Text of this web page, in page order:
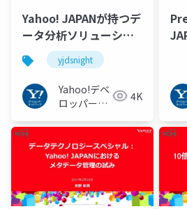
Yahoo! JAPANが持つデ
ータ分析ソリューショ
ンの紹介 #yjdsnight
yjdsnight
Yahoo!デベ
ロッパーネ
4K